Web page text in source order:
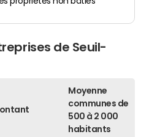
de Seuil-
Moyenne
communes de
500 à 2 000
habitants